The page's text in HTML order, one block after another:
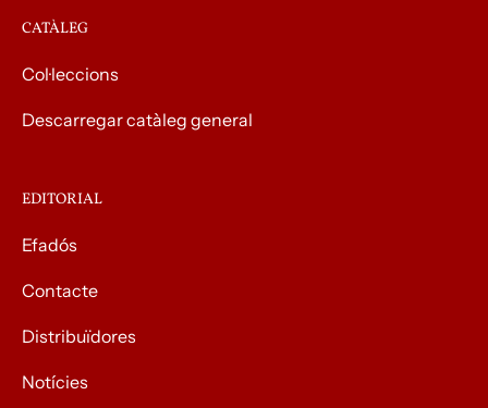
CATÀLEG
Col·leccions
Descarregar catàleg general
EDITORIAL
Efadós
Contacte
Distribuïdores
Notícies